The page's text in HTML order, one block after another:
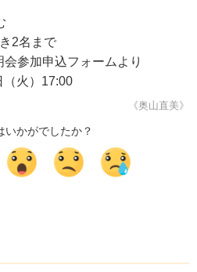
2名まで
参加申込フォームより
（火）17:00
《奥山直美》
いかがでしたか？